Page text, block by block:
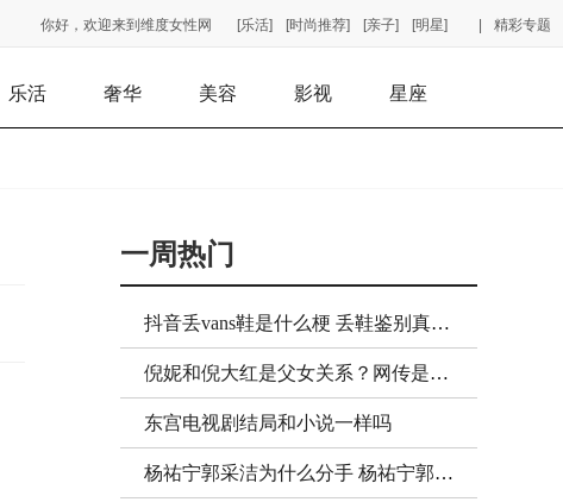
精彩专题
[乐活] [时尚推荐] [亲子] [明星]
你好，欢迎来到维度女性网
乐活 奢华 美容 影视 星座
一周热门
抖音丢vans鞋是什么梗 丢鞋鉴别真假是真的吗
倪妮和倪大红是父女关系？网传是否真实？
东宫电视剧结局和小说一样吗
杨祐宁郭采洁为什么分手 杨祐宁郭采洁复合了吗